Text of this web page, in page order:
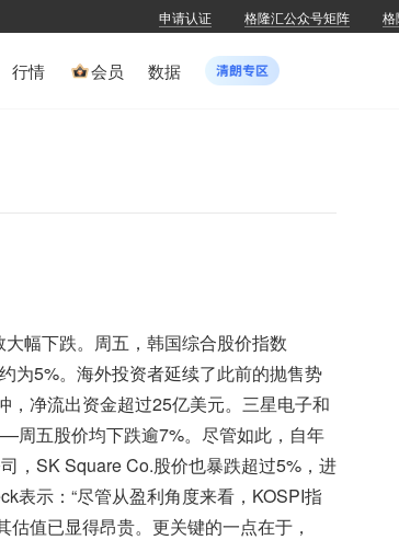
申请认证 格隆汇公众号矩阵 格
行情 会员 数据
幅下跌。周五，韩国综合股价指数
为5%。海外投资者延续了此前的抛售势
，净流出资金超过25亿美元。三星电子和
五股价均下跌逾7%。尽管如此，自年
，SK Square Co.股价也暴跌超过5%，进
表示：“尽管从盈利角度来看，KOSPI指
值已显得昂贵。更关键的一点在于，